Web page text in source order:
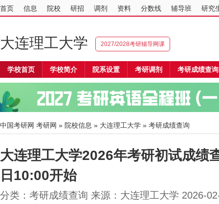
首页 信息 院校 研招 调剂 资料 分数线 辅导班 研究
大连理工大学 2027/2028考研辅导网课
学校首页 学校简介 院系设置 考研调剂 考研成绩查询
中国考研网 考研网 » 院校信息 » 大连理工大学 » 考研成绩查询
大连理工大学2026年考研初试成绩
日10:00开始
分类：考研成绩查询 来源：大连理工大学 2026-